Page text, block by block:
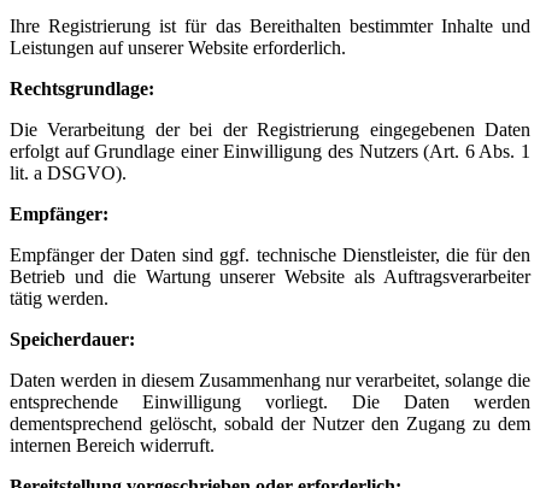
Ihre Registrierung ist für das Bereithalten bestimmter Inhalte und
Leistungen auf unserer Website erforderlich.
Rechtsgrundlage:
Die Verarbeitung der bei der Registrierung eingegebenen Daten
erfolgt auf Grundlage einer Einwilligung des Nutzers (Art. 6 Abs. 1
lit. a DSGVO).
Empfänger:
Empfänger der Daten sind ggf. technische Dienstleister, die für den
Betrieb und die Wartung unserer Website als Auftragsverarbeiter
tätig werden.
Speicherdauer:
Daten werden in diesem Zusammenhang nur verarbeitet, solange die
entsprechende Einwilligung vorliegt. Die Daten werden
dementsprechend gelöscht, sobald der Nutzer den Zugang zu dem
internen Bereich widerruft.